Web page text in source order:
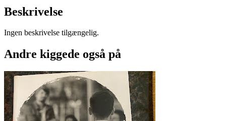
Beskrivelse
Ingen beskrivelse tilgængelig.
Andre kiggede også på